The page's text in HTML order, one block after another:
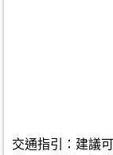
交通指引：建議